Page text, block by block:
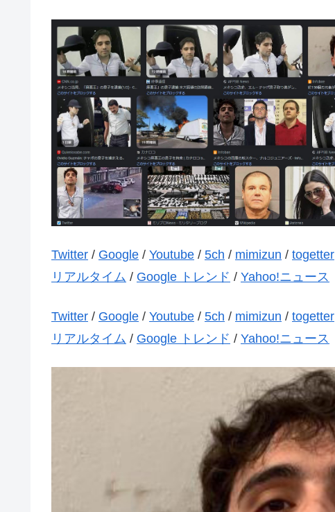
Twitter / Google / Youtube / 5ch / mimizun / togetter
リアルタイム / Google トレンド / Yahoo!ニュース
Twitter / Google / Youtube / 5ch / mimizun / togetter
リアルタイム / Google トレンド / Yahoo!ニュース